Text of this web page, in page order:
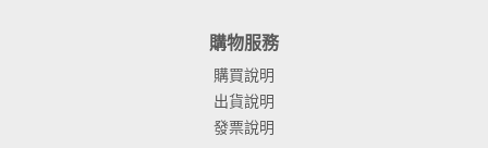
購物服務
購買說明
出貨說明
發票說明